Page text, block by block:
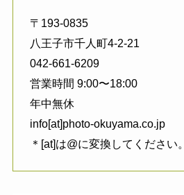
〒193-0835
八王子市千人町4-2-21
042-661-6209
営業時間 9:00〜18:00
年中無休
info[at]photo-okuyama.co.jp
＊[at]は@に変換してください。